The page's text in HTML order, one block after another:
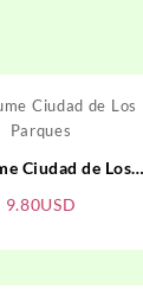
Ciudad de Los
9.80USD